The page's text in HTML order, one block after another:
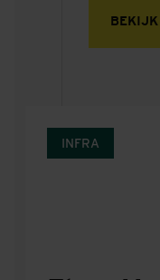
BEKIJK
INFRA